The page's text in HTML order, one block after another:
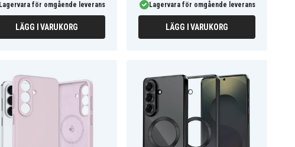
Lagervara för omgående leverans
LÄGG I VARUKORG
Lagervara för omgående leverans
LÄGG I VARUKORG